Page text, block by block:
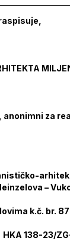
anonimni za
–
k.č. br.
HKA 138-23/